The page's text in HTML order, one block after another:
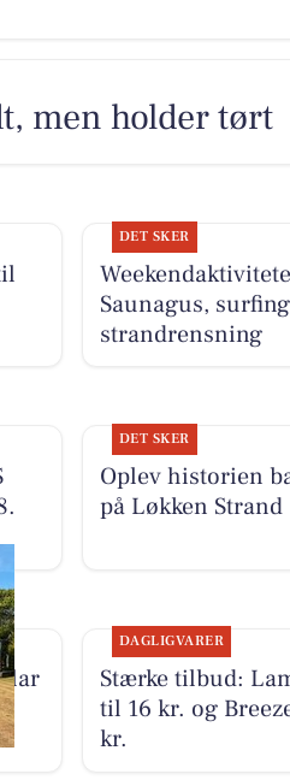
men holder tørt
DET SKER
Saunagus,
strandrensning
DET SKER
Oplev historien
på Løkken Strand
DAGLIGVARER
Stærke tilbud:
til 16 kr. og
kr.